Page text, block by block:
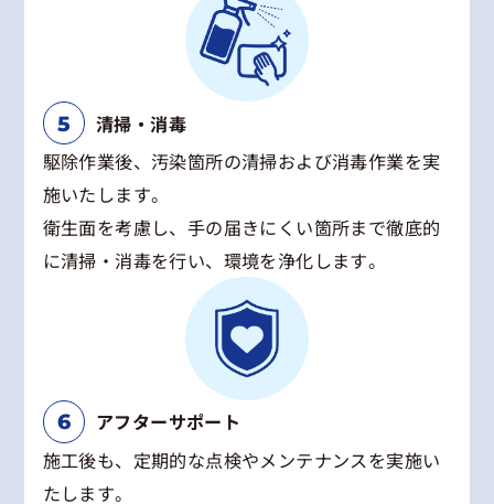
清掃・消毒
駆除作業後、汚染箇所の清掃および消毒作業を実
施いたします。
衛生面を考慮し、手の届きにくい箇所まで徹底的
に清掃・消毒を行い、環境を浄化します。
アフターサポート
施工後も、定期的な点検やメンテナンスを実施い
たします。